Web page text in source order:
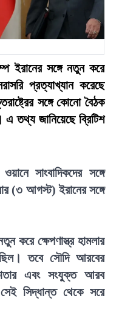
ইরানের সঙ্গে নতুন করে
প্রত্যাখ্যান করেছে
সঙ্গে কোনো বৈঠক
এ তথ্য জানিয়েছে ব্রিটিশ
সাংবাদিকদের সঙ্গে
(৩ আগস্ট) ইরানের সঙ্গে
করে ক্ষেপণাস্ত্র হামলার
ছিল। তবে সৌদি আরবের
এবং সংযুক্ত আরব
সিদ্ধান্ত থেকে সরে